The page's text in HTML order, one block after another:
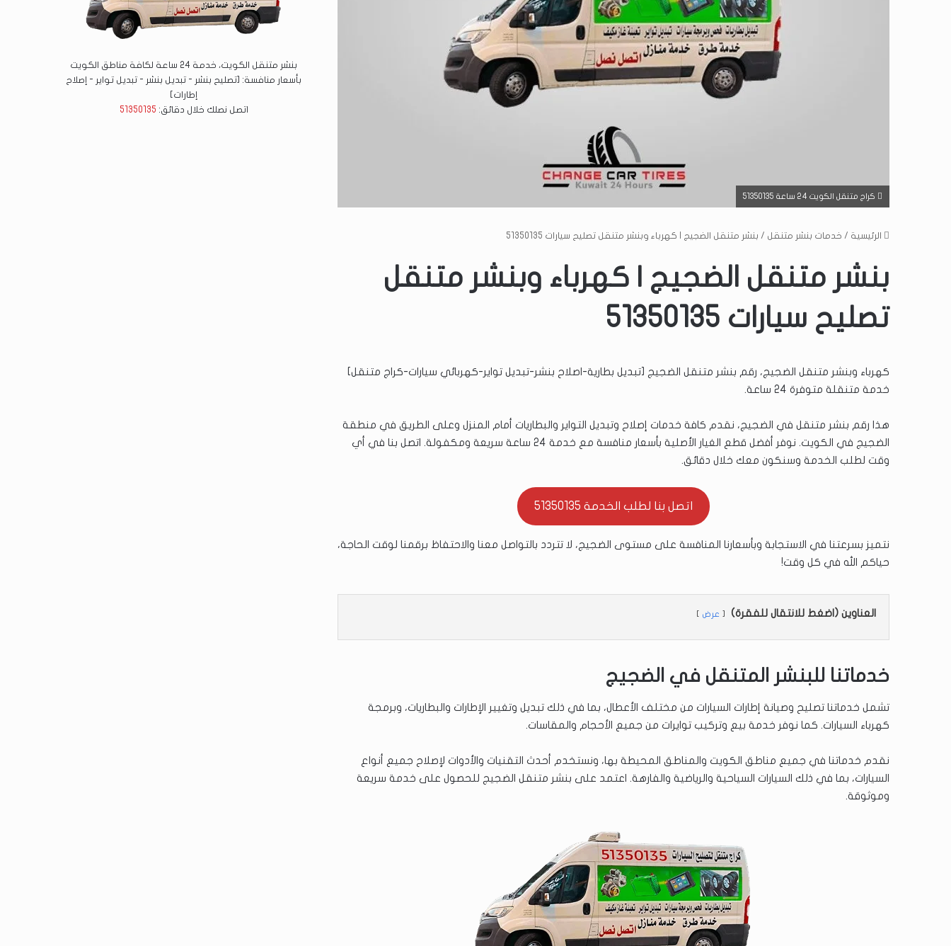
كراج متنقل الكويت 24 ساعة 51350135
الرئيسية / خدمات بنشر متنقل / بنشر متنقل الضجيج | كهرباء وبنشر متنقل تصليح سيارات 51350135
بنشر متنقل الضجيج | كهرباء وبنشر متنقل
تصليح سيارات 51350135
كهرباء وبنشر متنقل الضجيج، رقم بنشر متنقل الضجيج [تبديل بطارية-اصلاح بنشر-تبديل تواير-كهربائي سيارات-كراج متنقل]
خدمة متنقلة متوفرة 24 ساعة.
هذا رقم بنشر متنقل في الضجيج، نقدم كافة خدمات إصلاح وتبديل التواير والبطاريات أمام المنزل وعلى الطريق في منطقة
الضجيج في الكويت. نوفر أفضل قطع الغيار الأصلية بأسعار منافسة مع خدمة 24 ساعة سريعة ومكفولة. اتصل بنا في أي
وقت لطلب الخدمة وسنكون معك خلال دقائق.
اتصل بنا لطلب الخدمة 51350135
نتميز بسرعتنا في الاستجابة وبأسعارنا المنافسة على مستوى الضجيج، لا تتردد بالتواصل معنا والاحتفاظ برقمنا لوقت الحاجة،
حياكم الله في كل وقت!
العناوين (اضغط للانتقال للفقرة) عرض
خدماتنا للبنشر المتنقل في الضجيج
تشمل خدماتنا تصليح وصيانة إطارات السيارات من مختلف الأعطال، بما في ذلك تبديل وتغيير الإطارات والبطاريات، وبرمجة
كهرباء السيارات. كما نوفر خدمة بيع وتركيب توايرات من جميع الأحجام والمقاسات.
نقدم خدماتنا في جميع مناطق الكويت والمناطق المحيطة بها، ونستخدم أحدث التقنيات والأدوات لإصلاح جميع أنواع
السيارات، بما في ذلك السيارات السياحية والرياضية والفارهة. اعتمد على بنشر متنقل الضجيج للحصول على خدمة سريعة
وموثوقة.
بنشر متنقل الكويت، خدمة 24 ساعة لكافة مناطق الكويت
بأسعار منافسة: [تصليح بنشر - تبديل بنشر - تبديل تواير - إصلاح
إطارات]
اتصل نصلك خلال دقائق: 51350135